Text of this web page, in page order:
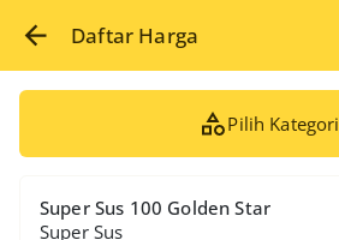
Daftar Harga
Pilih Kategori
Super Sus 100 Golden Star
Super Sus